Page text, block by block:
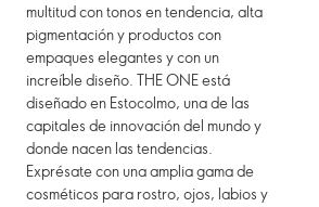
multitud con tonos en tendencia, alta
pigmentación y productos con
empaques elegantes y con un
increíble diseño. THE ONE está
diseñado en Estocolmo, una de las
capitales de innovación del mundo y
donde nacen las tendencias.
Exprésate con una amplia gama de
cosméticos para rostro, ojos, labios y